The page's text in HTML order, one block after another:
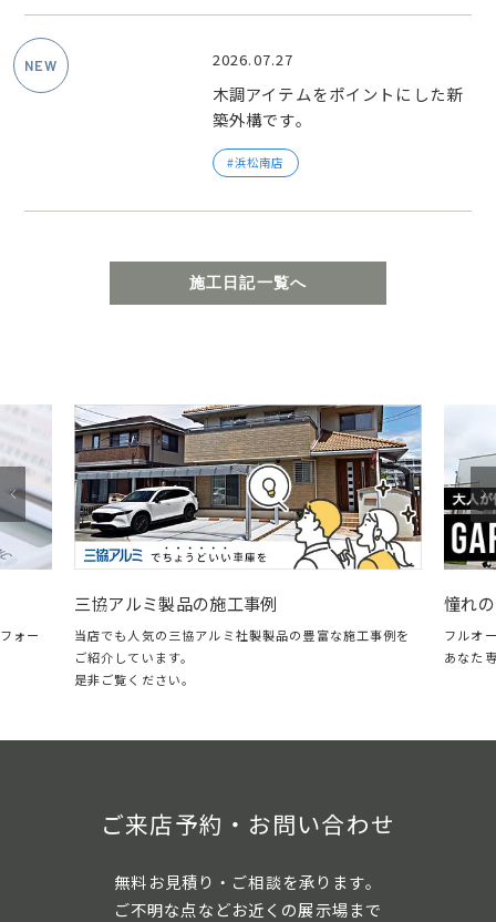
2026.07.27
木調アイテムをポイントにした新
築外構です。
浜松南店
施工日記一覧へ
ー
三協アルミ製品の施工事例
当店でも人気の三協アルミ社製製品の豊富な施工事例を
ご紹介しています。
是非ご覧ください。
憧れの
フルオー
あなた専
ご来店予約・お問い合わせ
無料お見積り・ご相談を承ります。
ご不明な点などお近くの展示場まで